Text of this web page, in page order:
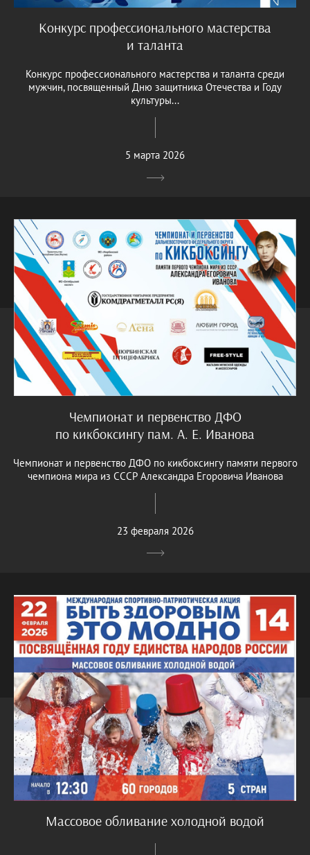
Конкурс профессионального мастерства
и таланта
Конкурс профессионального мастерства и таланта среди
мужчин, посвященный Дню защитника Отечества и Году
культуры...
5 марта 2026
Чемпионат и первенство ДФО
по кикбоксингу пам. А. Е. Иванова
Чемпионат и первенство ДФО по кикбоксингу памяти первого
чемпиона мира из СССР Александра Егоровича Иванова
23 февраля 2026
Массовое обливание холодной водой